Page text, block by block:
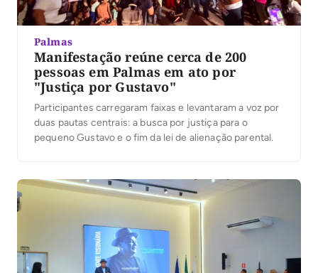
Palmas
Manifestação reúne cerca de 200
pessoas em Palmas em ato por
"Justiça por Gustavo"
Participantes carregaram faixas e levantaram a voz por
duas pautas centrais: a busca por justiça para o
pequeno Gustavo e o fim da lei de alienação parental.